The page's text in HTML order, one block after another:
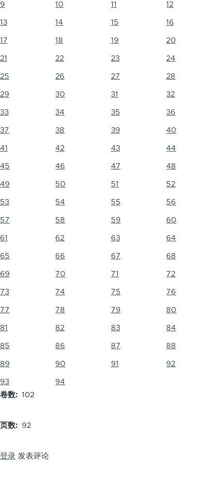
9 10 11 12
13 14 15 16
17 18 19 20
21 22 23 24
25 26 27 28
29 30 31 32
33 34 35 36
37 38 39 40
41 42 43 44
45 46 47 48
49 50 51 52
53 54 55 56
57 58 59 60
61 62 63 64
65 66 67 68
69 70 71 72
73 74 75 76
77 78 79 80
81 82 83 84
85 86 87 88
89 90 91 92
93
94
卷数
102
页数 92
登录 发表评论